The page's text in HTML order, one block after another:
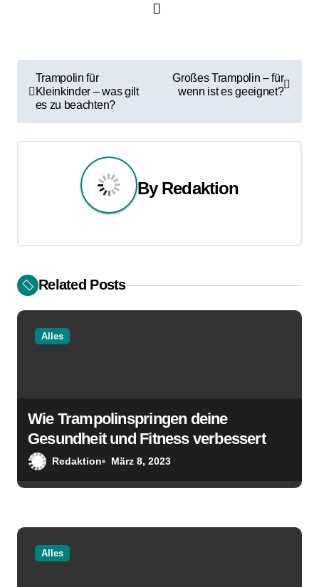
i
g
s
n
g
t
o
Trampolin für
Kleinkinder – was gilt
es zu beachten?
Großes Trampolin – für
wenn ist es geeignet?
By Redaktion
Related Posts
Alles
Wie Trampolinspringen deine
Gesundheit und Fitness verbessert
Redaktion März 8, 2023
Alles